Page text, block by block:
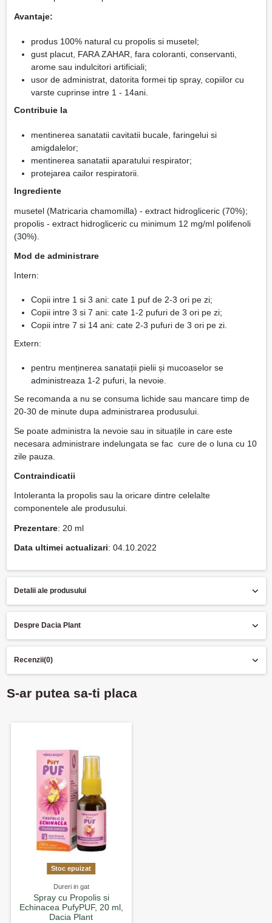
Avantaje:
produs 100% natural cu propolis si musetel;
gust placut, FARA ZAHAR, fara coloranti, conservanti,
arome sau indulcitori artificiali;
usor de administrat, datorita formei tip spray, copiilor cu
varste cuprinse intre 1 - 14ani.
Contribuie la
mentinerea sanatatii cavitatii bucale, faringelui si
amigdalelor;
mentinerea sanatatii aparatului respirator;
protejarea cailor respiratorii.
Ingrediente
musetel (Matricaria chamomilla) - extract hidrogliceric (70%);
propolis - extract hidrogliceric cu minimum 12 mg/ml polifenoli
(30%).
Mod de administrare
Intern:
Copii intre 1 si 3 ani: cate 1 puf de 2-3 ori pe zi;
Copii intre 3 si 7 ani: cate 1-2 pufuri de 3 ori pe zi;
Copii intre 7 si 14 ani: cate 2-3 pufuri de 3 ori pe zi.
Extern:
pentru menținerea sanatații pielii și mucoaselor se
administreaza 1-2 pufuri, la nevoie.
Se recomanda a nu se consuma lichide sau mancare timp de
20-30 de minute dupa administrarea produsului.
Se poate administra la nevoie sau in situațile in care este
necesara administrare indelungata se fac cure de o luna cu 10
zile pauza.
Contraindicatii
Intoleranta la propolis sau la oricare dintre celelalte
componentele ale produsului.
Prezentare: 20 ml
Data ultimei actualizari: 04.10.2022
Detalii ale produsului
Despre Dacia Plant
Recenzii(0)
S-ar putea sa-ti placa
Stoc epuizat
Dureri in gat
Spray cu Propolis si
Echinacea PufyPUF, 20 ml,
Dacia Plant